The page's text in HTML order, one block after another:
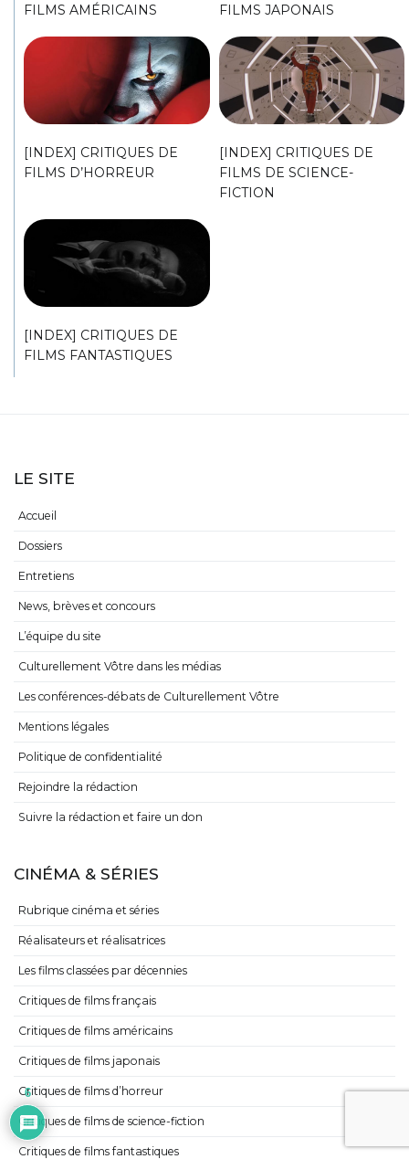
FILMS AMÉRICAINS
FILMS JAPONAIS
[INDEX] CRITIQUES DE
FILMS D’HORREUR
[INDEX] CRITIQUES DE
FILMS DE SCIENCE-
FICTION
[INDEX] CRITIQUES DE
FILMS FANTASTIQUES
LE SITE
Accueil
Dossiers
Entretiens
News, brèves et concours
L’équipe du site
Culturellement Vôtre dans les médias
Les conférences-débats de Culturellement Vôtre
Mentions légales
Politique de confidentialité
Rejoindre la rédaction
Suivre la rédaction et faire un don
CINÉMA & SÉRIES
Rubrique cinéma et séries
Réalisateurs et réalisatrices
Les films classées par décennies
Critiques de films français
Critiques de films américains
Critiques de films japonais
Critiques de films d’horreur
Critiques de films de science-fiction
Critiques de films fantastiques
6